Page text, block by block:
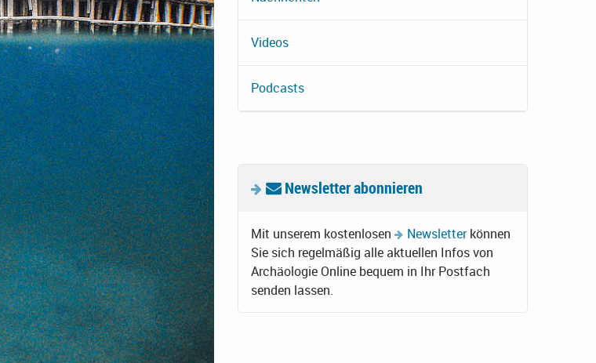
Videos
Podcasts
Newsletter abonnieren
Mit unserem kostenlosen Newsletterkönnen
Sie sich regelmäßig alle aktuellen Infos von
Archäologie Online bequem in Ihr Postfach
senden lassen.